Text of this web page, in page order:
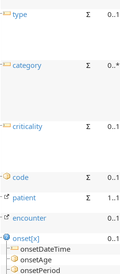
type Σ 0..1
category Σ 0..*
criticality Σ 0..1
code Σ 0..1
patient
Σ 1..1
encounter 0..1
onset[x]
0..1
onsetDateTime
onsetAge
onsetPeriod